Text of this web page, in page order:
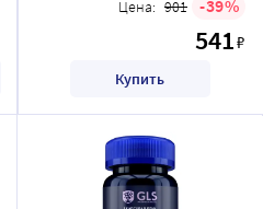
Цена: 901 39
541₽
Купить